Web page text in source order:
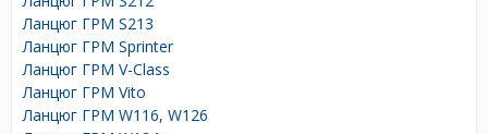
Ланцюг ГРМ S213
Ланцюг ГРМ Sprinter
Ланцюг ГРМ V-Class
Ланцюг ГРМ Vito
Ланцюг ГРМ W116, W126